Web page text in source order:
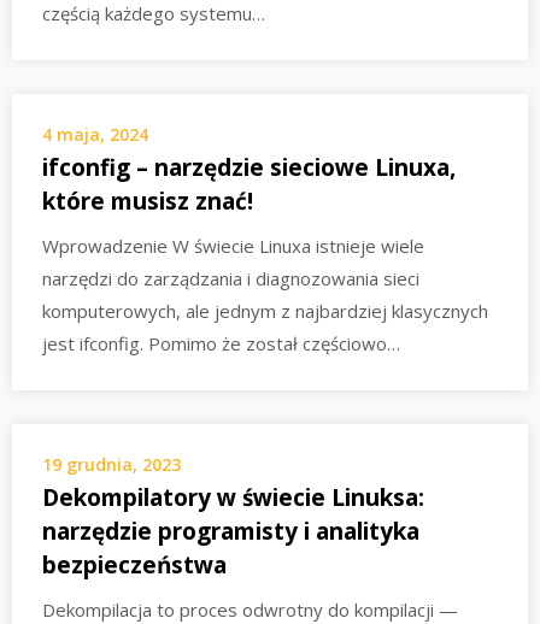
częścią każdego systemu…
4 maja, 2024
ifconfig – narzędzie sieciowe Linuxa,
które musisz znać!
Wprowadzenie W świecie Linuxa istnieje wiele
narzędzi do zarządzania i diagnozowania sieci
komputerowych, ale jednym z najbardziej klasycznych
jest ifconfig. Pomimo że został częściowo…
19 grudnia, 2023
Dekompilatory w świecie Linuksa:
narzędzie programisty i analityka
bezpieczeństwa
Dekompilacja to proces odwrotny do kompilacji —